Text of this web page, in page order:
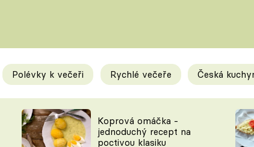
Tipy a triky
KAM ZA JÍDLEM
Polévky k večeři Rychlé večeře Česká
Koprová omáčka -
jednoduchý recept na
poctivou klasiku